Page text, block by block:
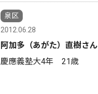
泉区
2012.06.28
阿加多（あがた）直樹さん
慶應義塾大4年 21歳